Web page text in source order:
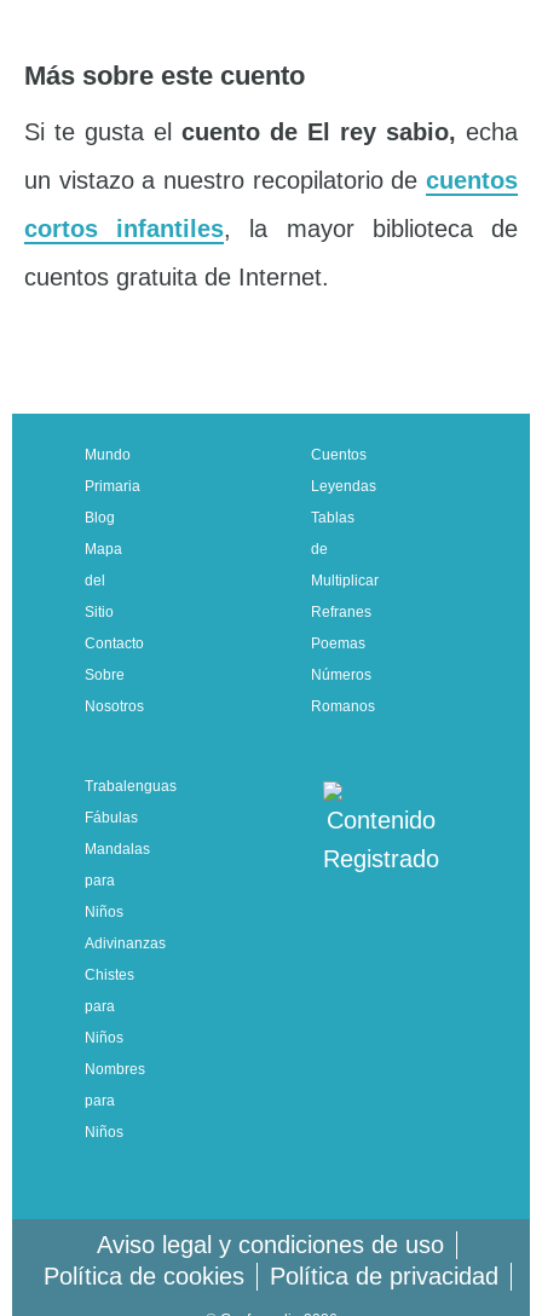
Más sobre este cuento
Si te gusta el cuento de El rey sabio, echa
un vistazo a nuestro recopilatorio de cuentos
cortos infantiles, la mayor biblioteca de
cuentos gratuita de Internet.
Mundo
Primaria
Blog
Mapa
del
Sitio
Contacto
Sobre
Nosotros
Cuentos
Leyendas
Tablas
de
Multiplicar
Refranes
Poemas
Números
Romanos
Trabalenguas
Fábulas
Mandalas
para
Niños
Adivinanzas
Chistes
para
Niños
Nombres
para
Niños
Aviso legal y condiciones de uso
Política de cookies
Política de privacidad